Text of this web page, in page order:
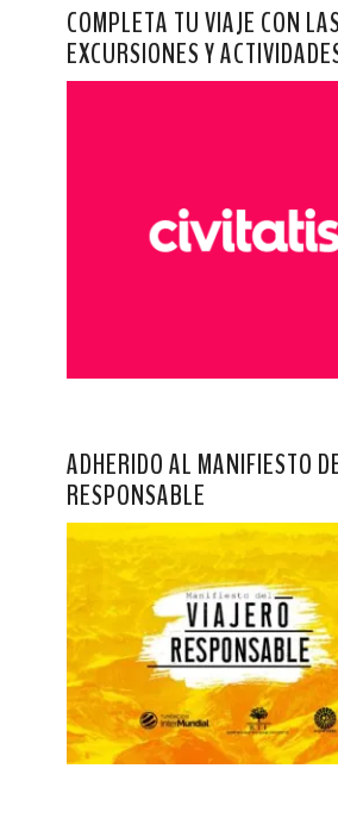
COMPLETA TU VIAJE CON
EXCURSIONES Y
ADHERIDO AL MANIFIESTO
RESPONSABLE